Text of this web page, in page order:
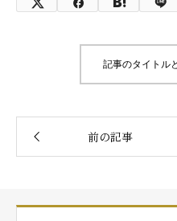
記事のタイトル